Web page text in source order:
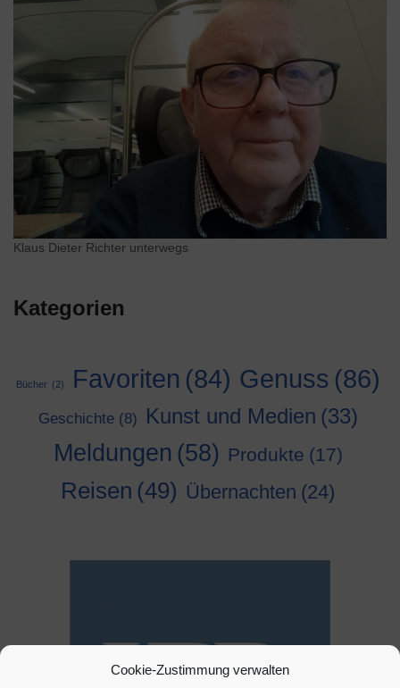
Cookie-Zustimmung verwalten
Klaus Dieter Richter unterwegs
Kategorien
Bücher (2) Favoriten (84) Genuss (86)
Geschichte (8) Kunst und Medien (33)
Meldungen (58) Produkte (17)
Reisen (49) Übernachten (24)